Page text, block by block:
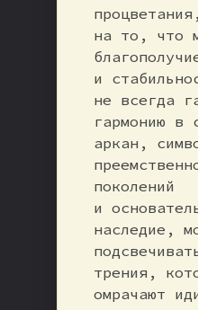
на то, что
и
не всегда
гармонию в
аркан,
поколений
и
наследие,
трения,
омрачают